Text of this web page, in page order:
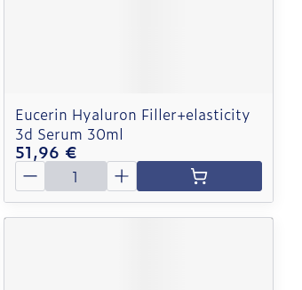
Eucerin Hyaluron Filler+elasticity
3d Serum 30ml
51,96 €
Quantité